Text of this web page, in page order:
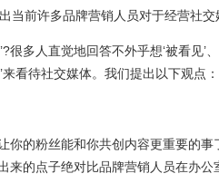
前许多品牌营销人员对于经营社交
多人直觉地回答不外乎想‘被看见’
看待社交媒体。我们提出以下观点：
的粉丝能和你共创内容更重要的事
来的点子绝对比品牌营销人员在办